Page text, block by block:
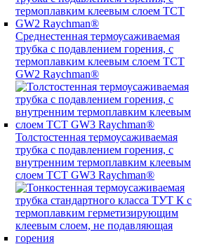
Среднестенная термоусаживаемая
трубка c подавлением горения, с
термоплавким клеевым слоем TCT
GW2 Raychman®
Толстостенная термоусаживаемая
трубка c подавлением горения, с
внутренним термоплавким клеевым
слоем TCT GW3 Raychman®